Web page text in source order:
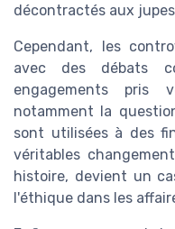
décontractés aux
Cependant, les
avec des débats
engagements pris
notamment la
sont utilisées à des
véritables
histoire, devient un
l'éthique dans les